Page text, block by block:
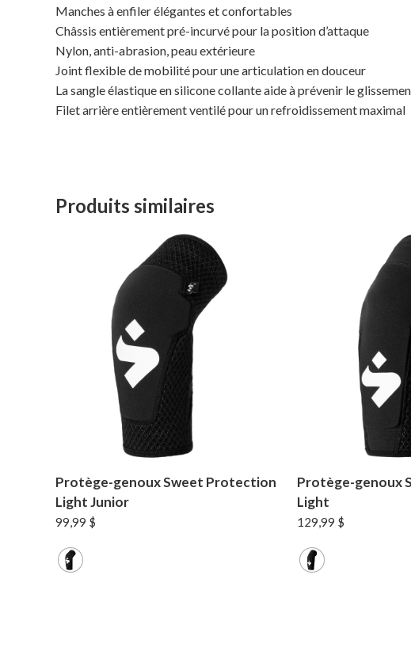
Manches à enfiler élégantes et confortables
Châssis entièrement pré-incurvé pour la position d’attaque
Nylon, anti-abrasion, peau extérieure
Joint flexible de mobilité pour une articulation en douceur
La sangle élastique en silicone collante aide à prévenir le
Filet arrière entièrement ventilé pour un refroidissement maximal
Produits similaires
Protège-genoux Sweet Protection
Light Junior
99,99 $
Protège-genoux
Light
129,99 $